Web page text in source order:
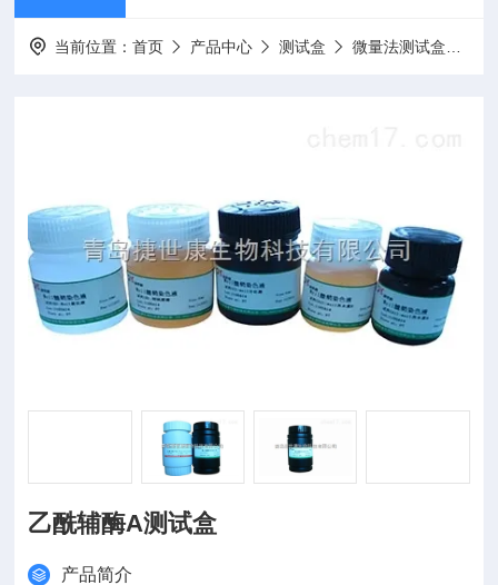
当前位置：首页 产品中心 测试盒 微量法测试盒
乙酰辅酶A测试盒
产品简介